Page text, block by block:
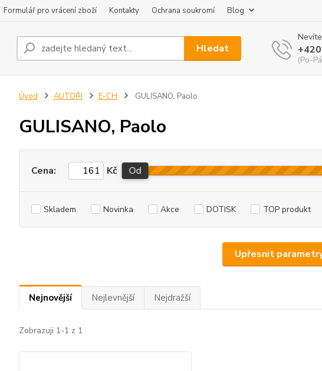
Formulář pro vrácení zboží Kontakty Ochrana soukromí Blog
Hledat
(Po-
Úvod AUTOŘI E-CH GULISANO, Paolo
GULISANO, Paolo
Upřesnit
Cena: Kč Od
Skladem Novinka Akce DOTISK TOP produkt
Nejnovější Nejlevnější Nejdražší
Zobrazuji 1-1 z 1